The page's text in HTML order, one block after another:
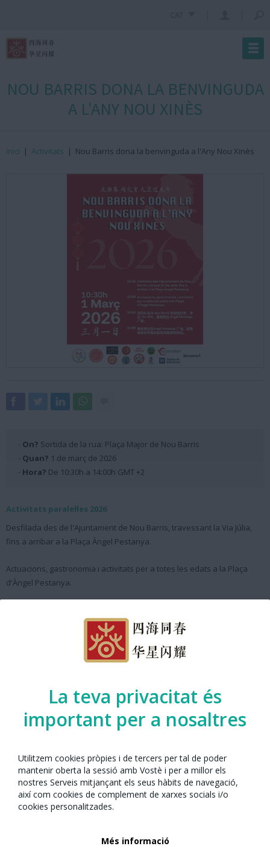
La teva privacitat és
important per a nosaltres
Utilitzem cookies pròpies i de tercers per tal de poder
mantenir oberta la sessió amb Vostè i per a millor els
nostres Serveis mitjançant els seus hàbits de navegació,
així com cookies de complement de xarxes socials i/o
cookies personalitzades.
Més informació
NOU BARRIS DONA LA BENVINGUDA
A L'ANY NOU XINÈS
Inici | Activitats | Nou Barris dona la benvinguda a l'Any Nou Xinès
· On? Sortida de la rua: Plaça Major de Nou Barris
· Quan? 1 de març de 2026
· Hora? De 10:30h a 14:00h GMT +2
Activitats paralel·les 2026
Desfilada des de l'Ajuntament de Nou Barris, travessant la Via Júlia,
fins a arribar a la Plaça Àngel Pestanya.
Actuacions, gastronomia i activitats per a totes les edats a la Plaça
d'Àngel Pestanya.
Any Nou Xinès amb Barcelona presenta
l'activitat organitzada per:
Asociación Multicultural Amanecer
Mapa de Localització